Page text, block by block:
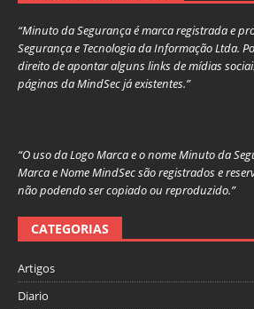
“Minuto da Segurança é marca registrada e
Segurança e Tecnologia da Informação Ltda.
direito de apontar alguns links de mídias
páginas da MindSec já existentes.”
“O uso da Logo Marca e o nome Minuto da
Marca e Nome MindSec são registrados e
não podendo ser copiado ou reproduzido.”
CATEGORIAS
Artigos
Diario